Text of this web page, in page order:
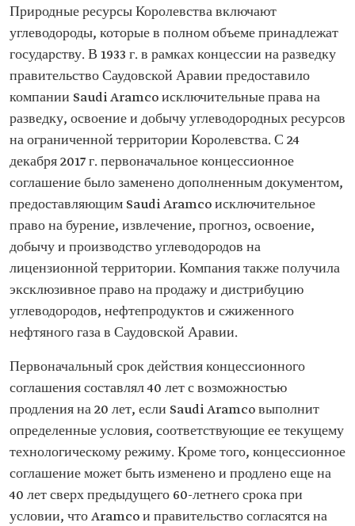
Природные ресурсы Королевства включают
углеводороды, которые в полном объеме принадлежат
государству. В 1933 г. в рамках концессии на разведку
правительство Саудовской Аравии предоставило
компании Saudi Aramco исключительные права на
разведку, освоение и добычу углеводородных ресурсов
на ограниченной территории Королевства. С 24
декабря 2017 г. первоначальное концессионное
соглашение было заменено дополненным документом,
предоставляющим Saudi Aramco исключительное
право на бурение, извлечение, прогноз, освоение,
добычу и производство углеводородов на
лицензионной территории. Компания также получила
эксклюзивное право на продажу и дистрибуцию
углеводородов, нефтепродуктов и сжиженного
нефтяного газа в Саудовской Аравии.
Первоначальный срок действия концессионного
соглашения составлял 40 лет с возможностью
продления на 20 лет, если Saudi Aramco выполнит
определенные условия, соответствующие ее текущему
технологическому режиму. Кроме того, концессионное
соглашение может быть изменено и продлено еще на
40 лет сверх предыдущего 60-летнего срока при
условии, что Aramco и правительство согласятся на